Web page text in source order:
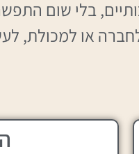
בלי שום
או למכולת,